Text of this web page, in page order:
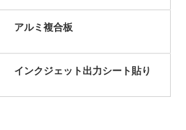
アルミ複合板
インクジェット出力シート貼り